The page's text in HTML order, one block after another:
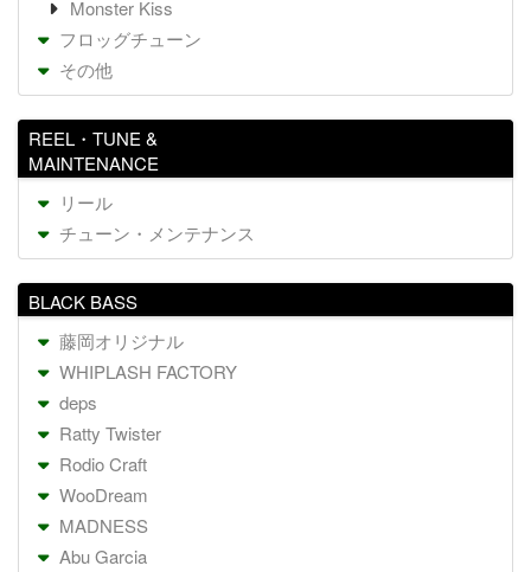
Monster Kiss
フロッグチューン
その他
REEL・TUNE &
MAINTENANCE
リール
チューン・メンテナンス
BLACK BASS
藤岡オリジナル
WHIPLASH FACTORY
deps
Ratty Twister
Rodio Craft
WooDream
MADNESS
Abu Garcia